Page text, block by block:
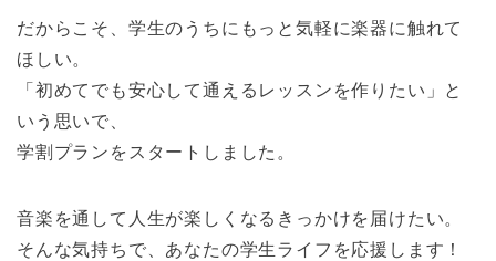
だからこそ、学生のうちにもっと気軽に楽器に触れて
ほしい。
「初めてでも安心して通えるレッスンを作りたい」と
いう思いで、
学割プランをスタートしました。
音楽を通して人生が楽しくなるきっかけを届けたい。
そんな気持ちで、あなたの学生ライフを応援します！